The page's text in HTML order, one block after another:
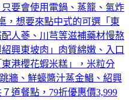
要會使用電鍋、蒸籠、氣炸
，想要來點中式的可選「東
人蔘、川芎等滋補藥材慢熬
興東坡肉」肉質綿嫩、入口
港櫻花蝦米糕」，米粒分
牆、鮮蠔醬汁蒸金鯧、紹興
道餐點，79折優惠價3,999